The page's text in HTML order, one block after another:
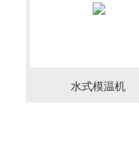
水式模温机